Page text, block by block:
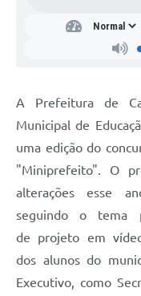
A Prefeitura de
Municipal de
uma edição do
"Miniprefeito". O
alterações esse
seguindo o tema
de projeto em
dos alunos do
Executivo, como